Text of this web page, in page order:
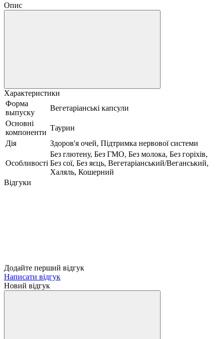
Опис
Характеристики
Форма
выпуску
Вегетаріанські капсули
Основні
компоненти
Таурин
Дія
Здоров'я очей, Підтримка нервової системи
Особливості
Без глютену, Без ГМО, Без молока, Без горіхів,
Без сої, Без яєць, Вегетаріанський/Веганський,
Халяль, Кошерний
Відгуки
Додайте перший відгук
Написати відгук
Новий відгук